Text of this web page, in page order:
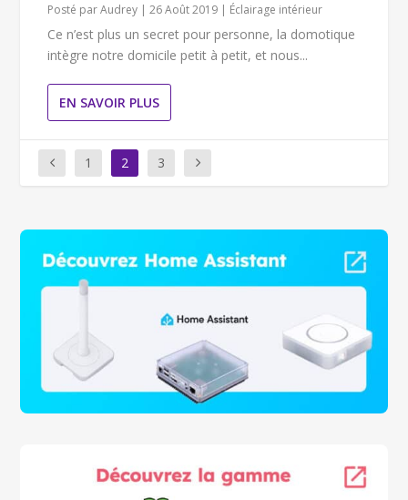
Posté parAudrey |26 Août 2019 | Éclairage intérieur
Ce n’est plus un secret pour personne, la domotique
intègre notre domicile petit à petit, et nous...
EN SAVOIR PLUS
1 2 3